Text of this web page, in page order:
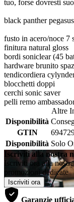
tuo, forse dovresti
black panther
fusto in acero/noce 7
finitura natural gloss
bordi soniclear (45
hardware brunito
tendicordiera
blocchetti doppi
cerchi sonic saver
pelli remo
Altre
Disponibilità
GTIN
Disponibilità Solo
Iscriviti alla nostra
Iscriviti ora alla
promozioni dedicate
Iscriviti ora
Garanzie